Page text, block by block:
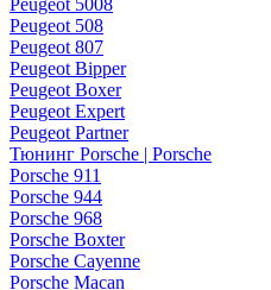
Peugeot 5008
Peugeot 508
Peugeot 807
Peugeot Bipper
Peugeot Boxer
Peugeot Expert
Peugeot Partner
Тюнинг Porsche | Porsche
Porsche 911
Porsche 944
Porsche 968
Porsche Boxter
Porsche Cayenne
Porsche Macan